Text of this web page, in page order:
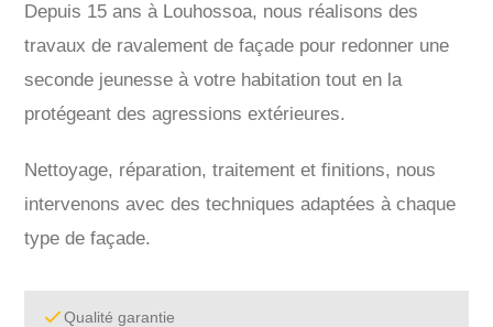
Depuis 15 ans à Louhossoa, nous réalisons des
travaux de ravalement de façade pour redonner une
seconde jeunesse à votre habitation tout en la
protégeant des agressions extérieures.
Nettoyage, réparation, traitement et finitions, nous
intervenons avec des techniques adaptées à chaque
type de façade.
Qualité garantie